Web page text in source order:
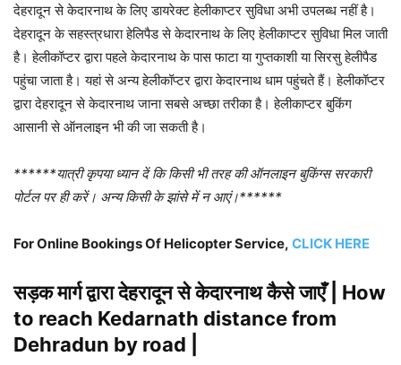
देहरादून से केदारनाथ के लिए डायरेक्ट हेलीकाप्टर सुविधा अभी उपलब्ध नहीं है।
देहरादून के सहस्त्रधारा हेलिपैड से केदारनाथ के लिए हेलीकाप्टर सुविधा मिल जाती
है। हेलीकॉप्टर द्वारा पहले केदारनाथ के पास फाटा या गुप्तकाशी या सिरसु हेलीपैड
पहुंचा जाता है। यहां से अन्य हेलीकॉप्टर द्वारा केदारनाथ धाम पहुंचते हैं। हेलीकॉप्टर
द्वारा देहरादून से केदारनाथ जाना सबसे अच्छा तरीका है। हेलीकाप्टर बुकिंग
आसानी से ऑनलाइन भी की जा सकती है।
******यात्री कृपया ध्यान दें कि किसी भी तरह की ऑनलाइन बुकिंग्स सरकारी
पोर्टल पर ही करें। अन्य किसी के झांसे में न आएं।******
For Online Bookings Of Helicopter Service, CLICK HERE
सड़क मार्ग द्वारा देहरादून से केदारनाथ कैसे जाएँ | How
to reach Kedarnath distance from
Dehradun by road |